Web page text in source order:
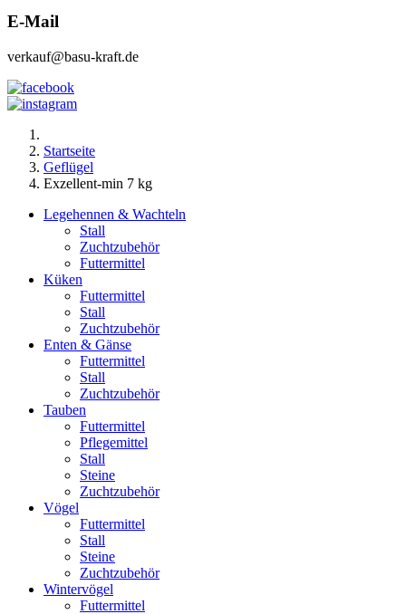
E-Mail
verkauf@basu-kraft.de
Startseite
Geflügel
Exzellent-min 7 kg
Legehennen & Wachteln
Stall
Zuchtzubehör
Futtermittel
Küken
Futtermittel
Stall
Zuchtzubehör
Enten & Gänse
Futtermittel
Stall
Zuchtzubehör
Tauben
Futtermittel
Pflegemittel
Stall
Steine
Zuchtzubehör
Vögel
Futtermittel
Stall
Steine
Zuchtzubehör
Wintervögel
Futtermittel